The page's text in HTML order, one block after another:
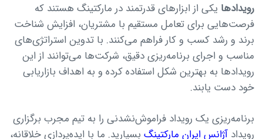
رویدادها یکی از ابزارهای قدرتمند در مارکتینگ هستند که
فرصت‌هایی برای تعامل مستقیم با مشتریان، افزایش شناخت
برند و رشد کسب و کار فراهم می‌کنند. با تدوین استراتژی‌های
مناسب و اجرای برنامه‌ریزی دقیق، شرکت‌ها می‌توانند از این
رویدادها به بهترین شکل استفاده کرده و به اهداف بازاریابی
خود دست یابند.
برنامه‌ریزی یک رویداد فراموش‌نشدنی را به تیم مجرب برگزاری
رویداد آژانس ایران مارکتینگ بسپارید. ما با ایده‌پردازی خلاقانه،